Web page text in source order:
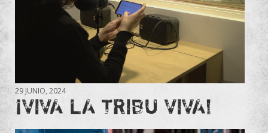
29 JUNIO, 2024
¡VIVA LA TRIBU VIVA!